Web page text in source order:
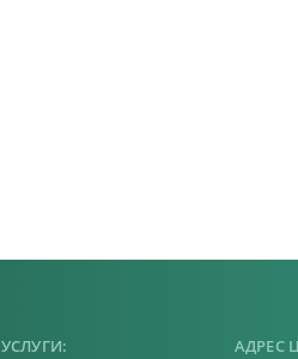
УСЛУГИ: АДРЕС